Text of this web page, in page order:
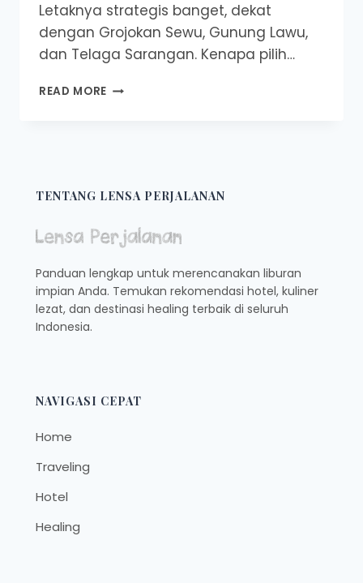
Letaknya strategis banget, dekat
dengan Grojokan Sewu, Gunung Lawu,
dan Telaga Sarangan. Kenapa pilih…
READ MORE REVIEW
BERNUANSA
MAJAPAHIT
TENTANG LENSA PERJALANAN
Panduan lengkap untuk merencanakan liburan
impian Anda. Temukan rekomendasi hotel, kuliner
lezat, dan destinasi healing terbaik di seluruh
Indonesia.
NAVIGASI CEPAT
Home
Traveling
Hotel
Healing